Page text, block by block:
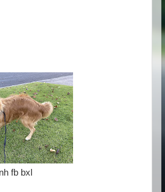
fb bxl